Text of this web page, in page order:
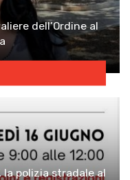
dell’Ordine al
la polizia stradale al